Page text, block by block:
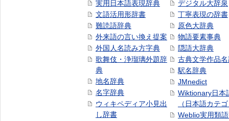
実用日本語表現辞典
文語活用形辞書
難読語辞典
外来語の言い換え提案
外国人名読み方字典
歌舞伎・浄瑠璃外題辞
典
地名辞典
名字辞典
ウィキペディア小見出
し辞書
デジタル大辞泉
丁寧表現の辞書
原色大辞典
物語要素事典
隠語大辞典
古典文学作品
駅名辞典
JMnedict
Wiktionary日本
（日本語カテ
Weblio実用類